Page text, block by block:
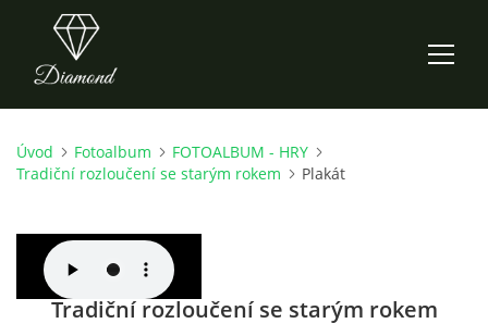
ÚVOD
O NÁS
Úvod Fotoalbum
FOTOALBUM - HRY
Tradiční rozloučení se starým rokem
Plakát
Tradiční rozloučení se starým rokem